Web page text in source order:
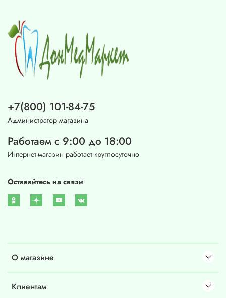
О магазине
Клиентам
+7(800) 101-84-75
Администратор магазина
Работаем с 9:00 до 18:00
Интернет-магазин работает круглосуточно
Оставайтесь на связи